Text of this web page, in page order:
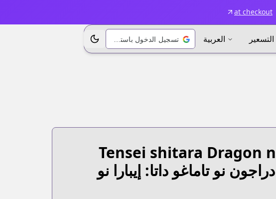
at checkout
التسعير العربية تبديل الموضوع
Tensei shitara Dragon
نو تاماغو داتا: إيبارا نو